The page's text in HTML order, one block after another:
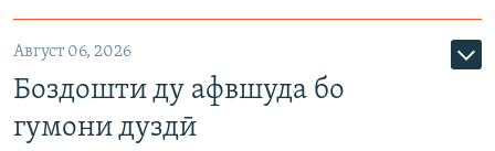
Август 06, 2026
Боздошти ду афвшуда бо
гумони дуздӣ